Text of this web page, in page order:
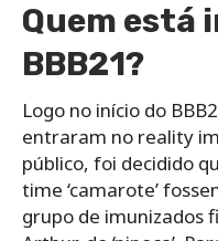
Quem está
BBB21?
Logo no início do
entraram no reality
público, foi decidido
time ‘camarote’
grupo de imunizados